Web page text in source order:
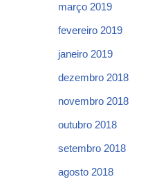
março 2019
fevereiro 2019
janeiro 2019
dezembro 2018
novembro 2018
outubro 2018
setembro 2018
agosto 2018